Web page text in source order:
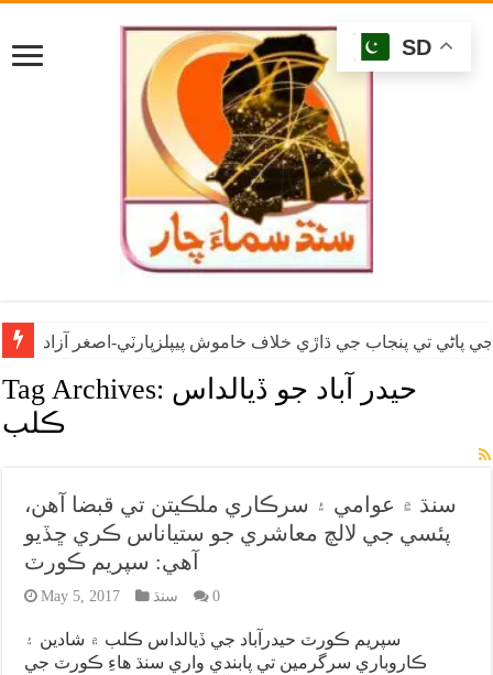
پاڻي تي پنجاب جي ڌاڙي خلاف خاموش پيپلزپارٽي-اصغر آزاد
Tag Archives: حيدر آباد جو ڏيالداس
ڪلب
سنڌ ۾ عوامي ۽ سرڪاري ملڪيتن تي قبضا آهن،
پئسي جي لالچ معاشري جو ستياناس ڪري ڇڏيو
آهي: سپريم ڪورٽ
May 5, 2017 سنڌ 0
سپريم ڪورٽ حيدرآباد جي ڏيالداس ڪلب ۾ شادين ۽
ڪاروباري سرگرمين تي پابندي واري سنڌ هاءِ ڪورٽ جي
SD